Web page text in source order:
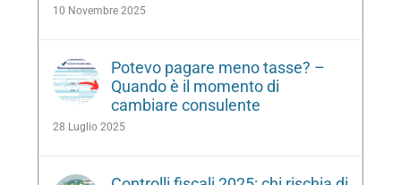
10 Novembre 2025
Potevo pagare meno tasse? –
Quando è il momento di
cambiare consulente
28 Luglio 2025